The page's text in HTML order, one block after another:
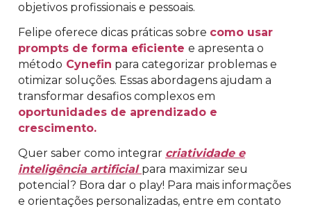
objetivos profissionais e pessoais.
Felipe oferece dicas práticas sobre como usar
prompts de forma eficiente e apresenta o
método Cynefin para categorizar problemas e
otimizar soluções. Essas abordagens ajudam a
transformar desafios complexos em
oportunidades de aprendizado e
crescimento.
Quer saber como integrar criatividade e
inteligência artificial para maximizar seu
potencial? Bora dar o play! Para mais informações
e orientações personalizadas, entre em contato